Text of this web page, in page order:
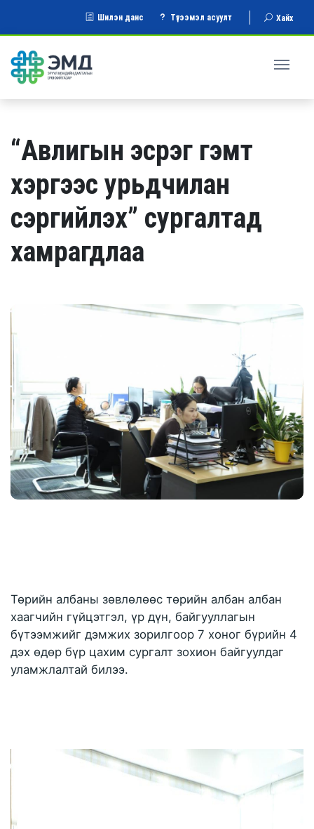
Шилэн данс Түгээмэл асуулт Хайх
“Авлигын эсрэг гэмт
хэргээс урьдчилан
сэргийлэх” сургалтад
хамрагдлаа
Төрийн албаны зөвлөлөөс төрийн албан албан
хаагчийн гүйцэтгэл, үр дүн, байгууллагын
бүтээмжийг дэмжих зорилгоор 7 хоног бүрийн 4
дэх өдөр бүр цахим сургалт зохион байгуулдаг
уламжлалтай билээ.